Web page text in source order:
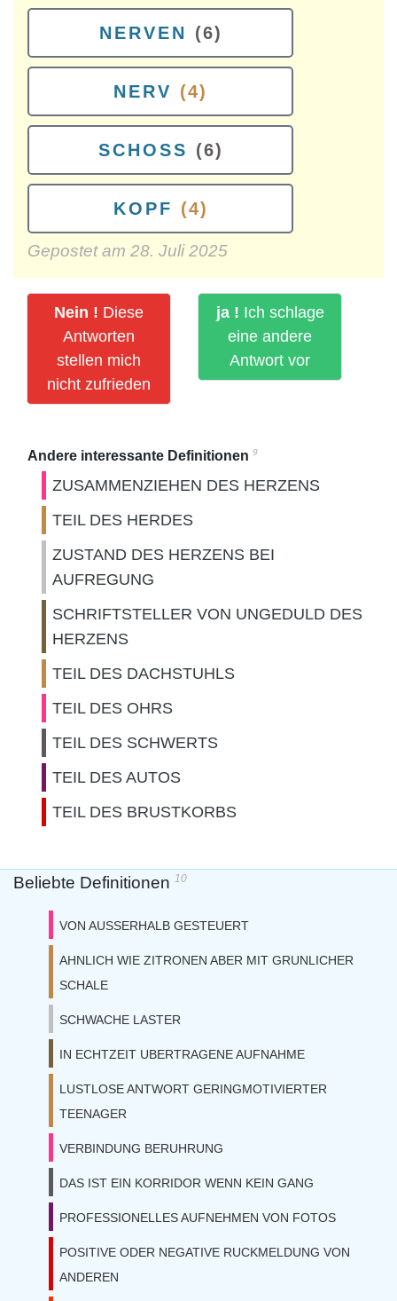
NERVEN (6)
NERV (4)
SCHOSS (6)
KOPF (4)
Gepostet am 28. Juli 2025
Nein ! Diese
Antworten
stellen mich
nicht zufrieden
ja ! Ich schlage
eine andere
Antwort vor
Andere interessante Definitionen 9
ZUSAMMENZIEHEN DES HERZENS
TEIL DES HERDES
ZUSTAND DES HERZENS BEI
AUFREGUNG
SCHRIFTSTELLER VON UNGEDULD DES
HERZENS
TEIL DES DACHSTUHLS
TEIL DES OHRS
TEIL DES SCHWERTS
TEIL DES AUTOS
TEIL DES BRUSTKORBS
Beliebte Definitionen 10
VON AUSSERHALB GESTEUERT
AHNLICH WIE ZITRONEN ABER MIT GRUNLICHER
SCHALE
SCHWACHE LASTER
IN ECHTZEIT UBERTRAGENE AUFNAHME
LUSTLOSE ANTWORT GERINGMOTIVIERTER
TEENAGER
VERBINDUNG BERUHRUNG
DAS IST EIN KORRIDOR WENN KEIN GANG
PROFESSIONELLES AUFNEHMEN VON FOTOS
POSITIVE ODER NEGATIVE RUCKMELDUNG VON
ANDEREN